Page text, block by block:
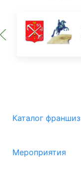
Каталог франшиз
Мероприятия